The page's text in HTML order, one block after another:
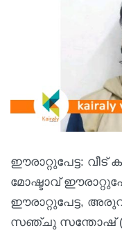
ഈരാറ്റുപേട്ട:
മോഷ്ടാവ്
ഈരാറ്റുപേട്ട,
സഞ്ചു സന്തോഷ്‌